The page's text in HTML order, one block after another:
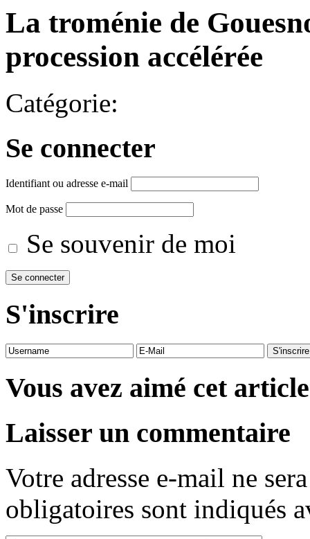
La troménie de
procession accélérée
Catégorie:
Se connecter
Identifiant ou adresse e-mail
Mot de passe
Se souvenir de moi
S'inscrire
Vous avez aimé cet
Laisser un commentaire
Votre adresse e-mail ne
obligatoires sont indiqués